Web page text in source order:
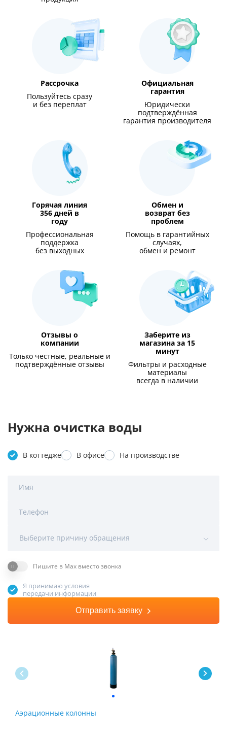
Рассрочка
Пользуйтесь сразу
и без переплат
Официальная
гарантия
Юридически
подтверждённая
гарантия производителя
Горячая линия
356 дней в
году
Профессиональная
поддержка
без выходных
Обмен и
возврат без
проблем
Помощь в гарантийных
случаях,
обмен и ремонт
Отзывы о
компании
Только честные, реальные и
подтверждённые отзывы
Заберите из
магазина за 15
минут
Фильтры и расходные
материалы
всегда в наличии
Нужна очистка воды
В коттедже В офисе На производстве
Имя
Телефон
Выберите причину обращения
Пишите в Max вместо звонка
Я принимаю условия
передачи информации
Отправить заявку
Аэрационные колонны